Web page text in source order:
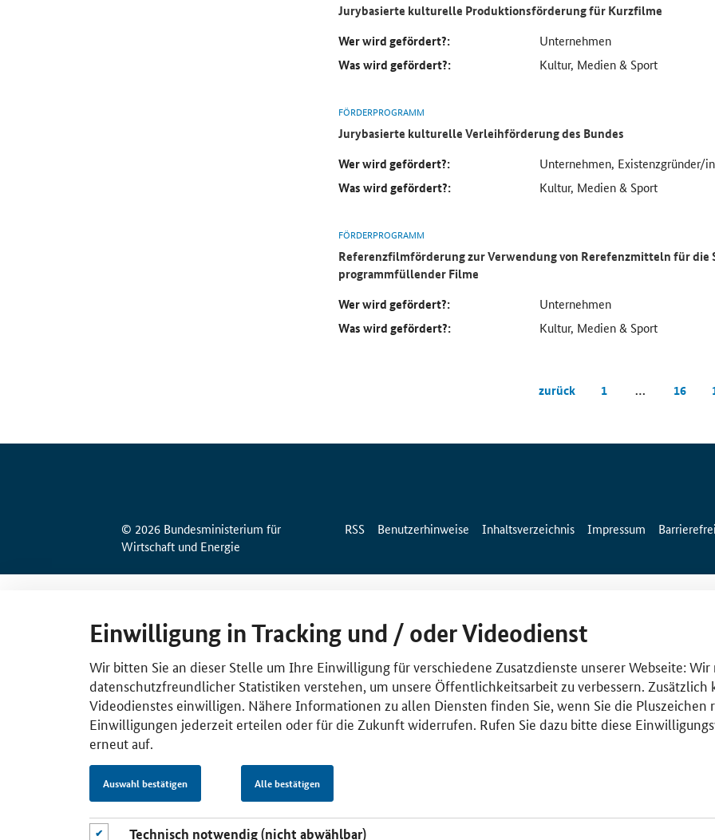
Jurybasierte kulturelle Produktionsförderung für Kurzfilme
Wer wird gefördert?:
Unternehmen
Was wird gefördert?: Kultur, Medien & Sport
FÖRDERPROGRAMM
Jurybasierte kulturelle Verleihförderung des Bundes
Wer wird gefördert?:
Unternehmen, Existenzgründer/in
Was wird gefördert?: Kultur, Medien & Sport
FÖRDERPROGRAMM
Referenzfilmförderung zur Verwendung von Rerefenzmitteln für
programmfüllender Filme
Wer wird gefördert?:
Unternehmen
Was wird gefördert?: Kultur, Medien & Sport
zurück 1 … 16
© 2026 Bundesministerium für
Wirtschaft und Energie
RSS Benutzerhinweise Inhaltsverzeichnis Impressum
Einwilligung in Tracking und / oder Videodienst
Wir bitten Sie an dieser Stelle um Ihre Einwilligung für verschiedene Zusatzdienste unserer Webseite:
datenschutzfreundlicher Statistiken verstehen, um unsere Öffentlichkeitsarbeit zu verbessern. Zusätzlich
Videodienstes einwilligen. Nähere Informationen zu allen Diensten finden Sie, wenn Sie die Pluszeichen
Einwilligungen jederzeit erteilen oder für die Zukunft widerrufen. Rufen Sie dazu bitte diese
erneut auf.
Auswahl bestätigen Alle bestätigen
Technisch notwendig (nicht abwählbar)